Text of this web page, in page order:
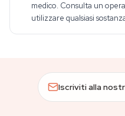
medico. Consulta un
utilizzare qualsiasi
Iscriviti alla